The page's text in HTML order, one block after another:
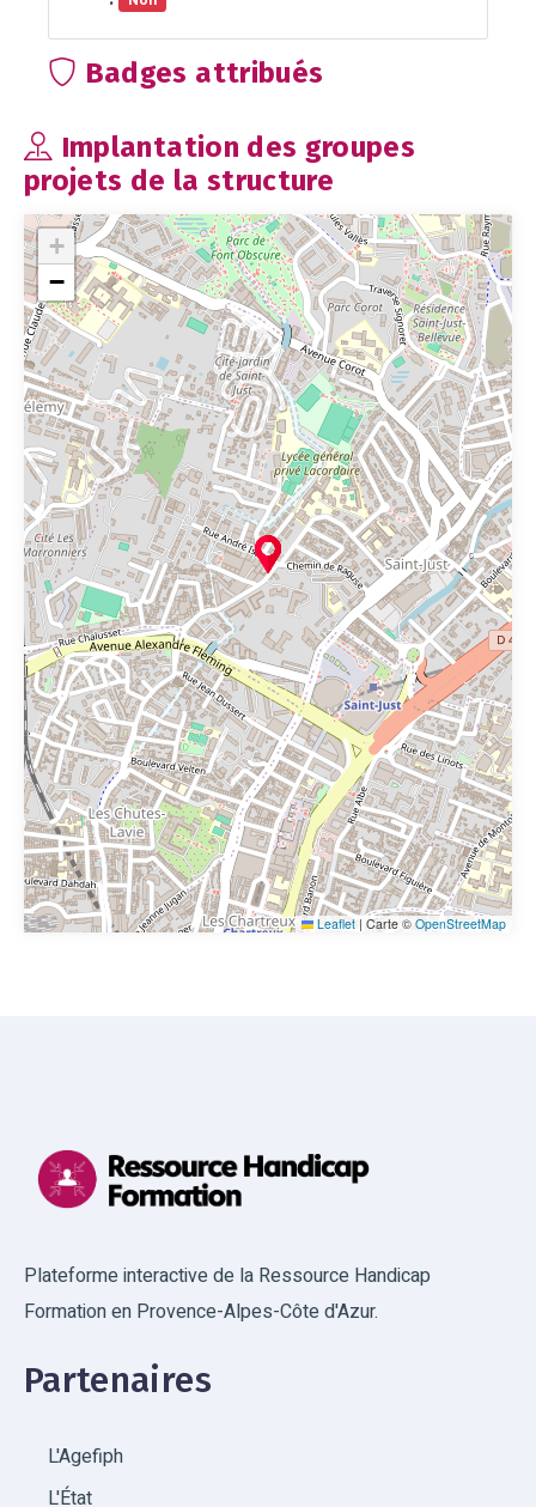
Badges attribués
Implantation des groupes
projets de la structure
+
−
Leaflet | Carte © OpenStreetMap
Plateforme interactive de la Ressource Handicap
Formation en Provence-Alpes-Côte d'Azur.
Partenaires
L'Agefiph
L'État